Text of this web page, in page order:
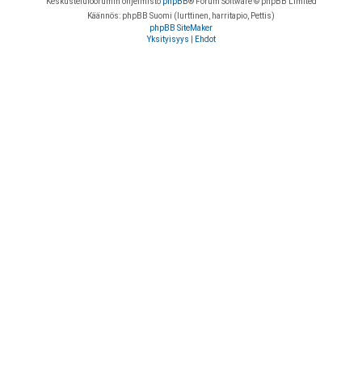
Käännös: phpBB Suomi (lurttinen, harritapio, Pettis)
phpBB SiteMaker
Yksityisyys
Ehdot